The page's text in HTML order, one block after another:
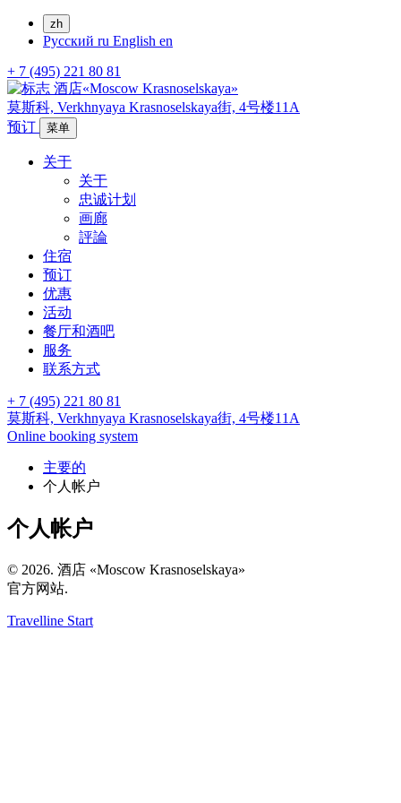
zh
Русский ru English en
+ 7 (495) 221 80 81
莫斯科, Verkhnyaya Krasnoselskaya街, 4号楼11A
预订
菜单
关于
关于
忠诚计划
画廊
評論
住宿
预订
优惠
活动
餐厅和酒吧
服务
联系方式
+ 7 (495) 221 80 81
莫斯科, Verkhnyaya Krasnoselskaya街, 4号楼11A
Online booking system
主要的
个人帐户
个人帐户
© 2026. 酒店 «Moscow Krasnoselskaya»
官方网站.
Travelline Start